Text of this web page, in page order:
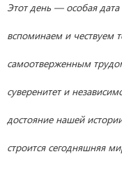
Этот день — особая
вспоминаем и чествуем
самоотверженным
суверенитет и
достояние нашей
строится сегодняшняя